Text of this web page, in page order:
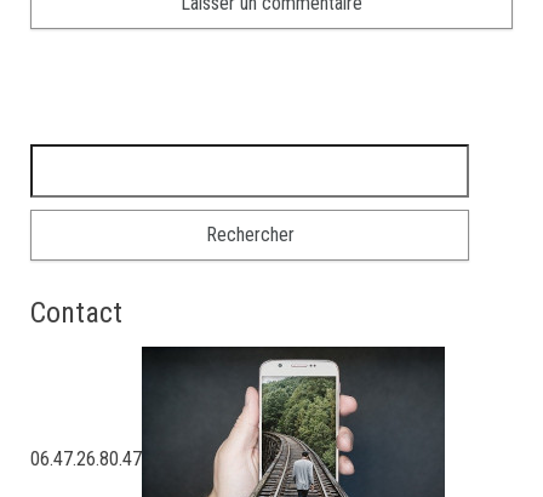
Contact
06.47.26.80.47